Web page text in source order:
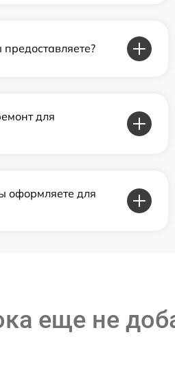
для
оформляете для
еще не